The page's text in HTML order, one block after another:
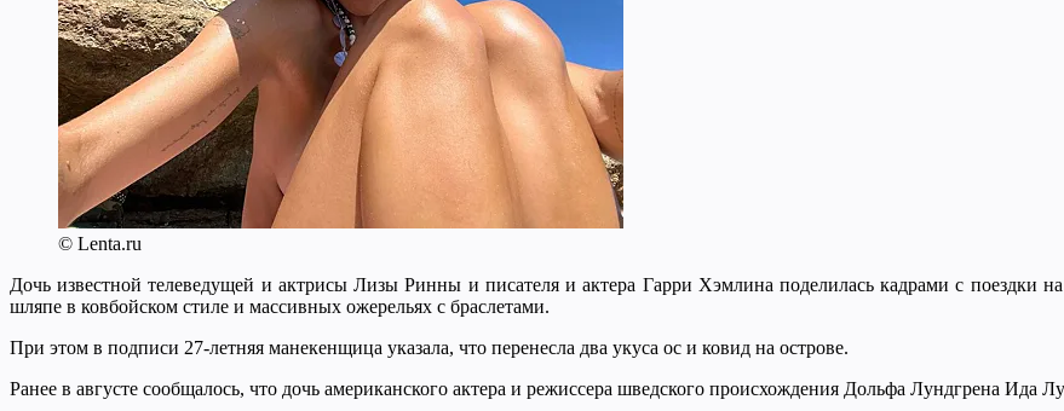
© Lenta.ru
Дочь известной телеведущей и актрисы Лизы Ринны и писателя и актера Гарри Хэмлина поделилась кадрами с поездки
шляпе в ковбойском стиле и массивных ожерельях с браслетами.
При этом в подписи 27-летняя манекенщица указала, что перенесла два укуса ос и ковид на острове.
Ранее в августе сообщалось, что дочь американского актера и режиссера шведского происхождения Дольфа Лундгрена Ида